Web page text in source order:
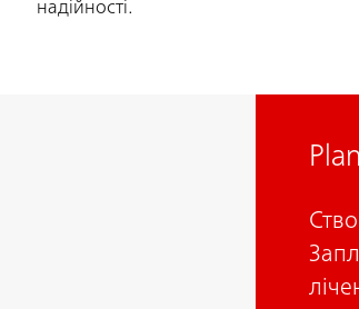
надійності.